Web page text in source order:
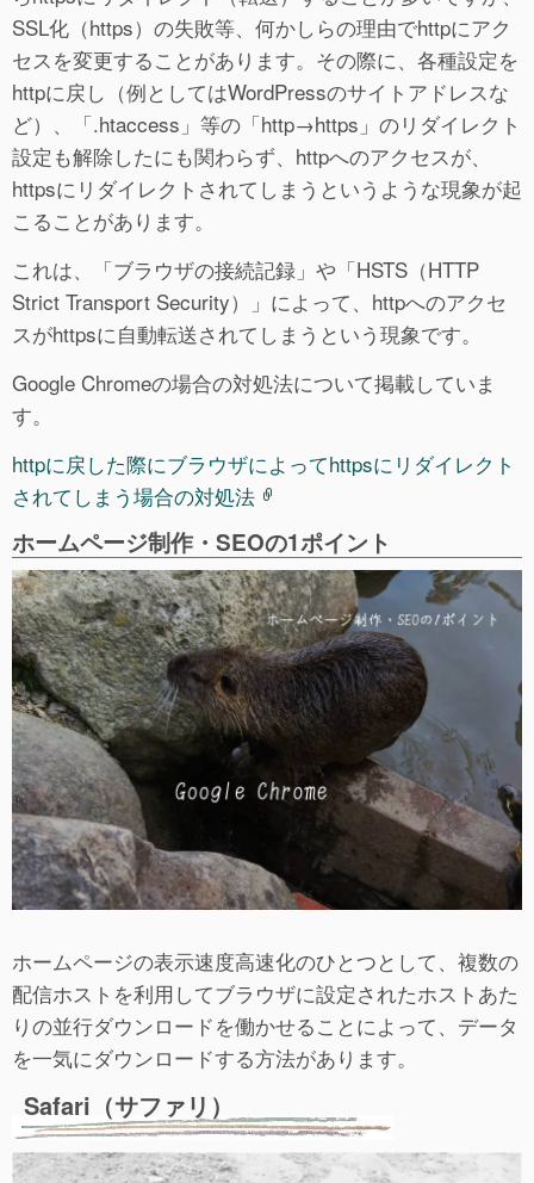
SSL化（https）の失敗等、何かしらの理由でhttpにアク
セスを変更することがあります。その際に、各種設定を
httpに戻し（例としてはWordPressのサイトアドレスな
ど）、「.htaccess」等の「http→https」のリダイレクト
設定も解除したにも関わらず、httpへのアクセスが、
httpsにリダイレクトされてしまうというような現象が起
こることがあります。
これは、「ブラウザの接続記録」や「HSTS（HTTP
Strict Transport Security）」によって、httpへのアクセ
スがhttpsに自動転送されてしまうという現象です。
Google Chromeの場合の対処法について掲載していま
す。
httpに戻した際にブラウザによってhttpsにリダイレクト
されてしまう場合の対処法
ホームページ制作・SEOの1ポイント
ホームページの表示速度高速化のひとつとして、複数の
配信ホストを利用してブラウザに設定されたホストあた
りの並行ダウンロードを働かせることによって、データ
を一気にダウンロードする方法があります。
Safari（サファリ）